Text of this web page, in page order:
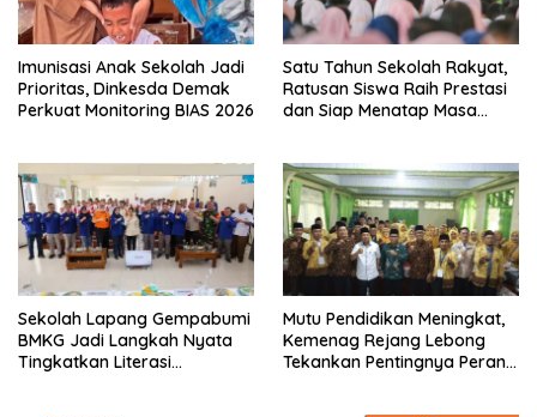
Imunisasi Anak Sekolah Jadi
Prioritas, Dinkesda Demak
Perkuat Monitoring BIAS 2026
Satu Tahun Sekolah Rakyat,
Ratusan Siswa Raih Prestasi
dan Siap Menatap Masa
Sekolah Lapang Gempabumi
BMKG Jadi Langkah Nyata
Tingkatkan Literasi
Mutu Pendidikan Meningkat,
Kemenag Rejang Lebong
Tekankan Pentingnya Peran